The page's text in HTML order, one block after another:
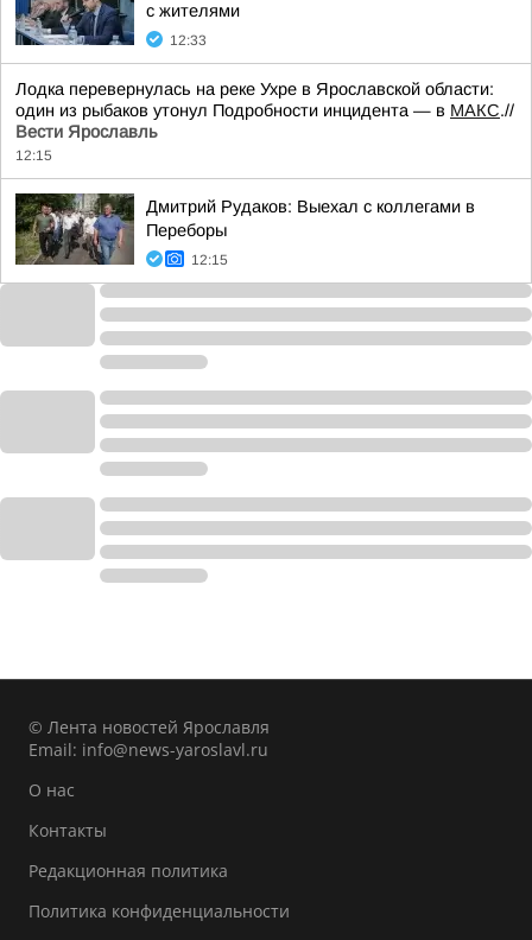
с жителями
12:33
Лодка перевернулась на реке Ухре в Ярославской области:
один из рыбаков утонул Подробности инцидента — в МАКС.//
Вести Ярославль
12:15
Дмитрий Рудаков: Выехал с коллегами в
Переборы
12:15
© Лента новостей Ярославля
Email: info@news-yaroslavl.ru
О нас
Контакты
Редакционная политика
Политика конфиденциальности